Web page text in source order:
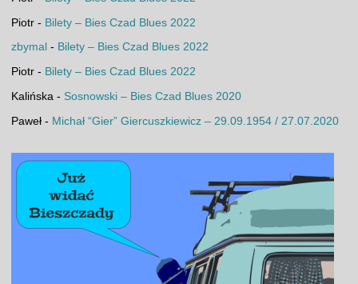
Piotr- Bilety – Bies Czad Blues 2022
zbymal - Bilety – Bies Czad Blues 2022
Piotr- Bilety – Bies Czad Blues 2022
Kalińska - Sosnowski – Bies Czad Blues 2020
Paweł- Michał “Gier” Giercuszkiewicz – 29.09.1954 / 27.07.2020